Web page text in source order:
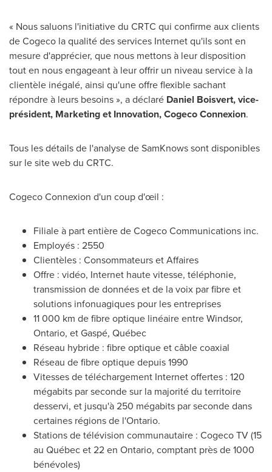
« Nous saluons l'initiative du CRTC qui confirme aux clients
de Cogeco la qualité des services Internet qu'ils sont en
mesure d'apprécier, que nous mettons à leur disposition
tout en nous engageant à leur offrir un niveau service à la
clientèle inégalé, ainsi qu'une offre flexible sachant
répondre à leurs besoins », a déclaré Daniel Boisvert, vice-
président, Marketing et Innovation, Cogeco Connexion.
Tous les détails de l'analyse de SamKnows sont disponibles
sur le site web du CRTC.
Cogeco Connexion d'un coup d'œil :
Filiale à part entière de Cogeco Communications inc.
Employés : 2550
Clientèles : Consommateurs et Affaires
Offre : vidéo, Internet haute vitesse, téléphonie,
transmission de données et de la voix par fibre et
solutions infonuagiques pour les entreprises
11 000 km de fibre optique linéaire entreWindsor,
Ontario, et Gaspé, Québec
Réseau hybride : fibre optique et câble coaxial
Réseau de fibre optique depuis 1990
Vitesses de téléchargement Internet offertes : 120
mégabits par seconde sur la majorité du territoire
desservi, et jusqu'à 250 mégabits par seconde dans
certaines régions de l'Ontario.
Stations de télévision communautaire : Cogeco TV (15
au Québec et 22 en Ontario, comptant près de 1000
bénévoles)